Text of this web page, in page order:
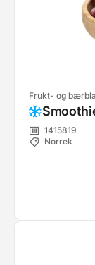
Frukt- og
1415819
Norrek